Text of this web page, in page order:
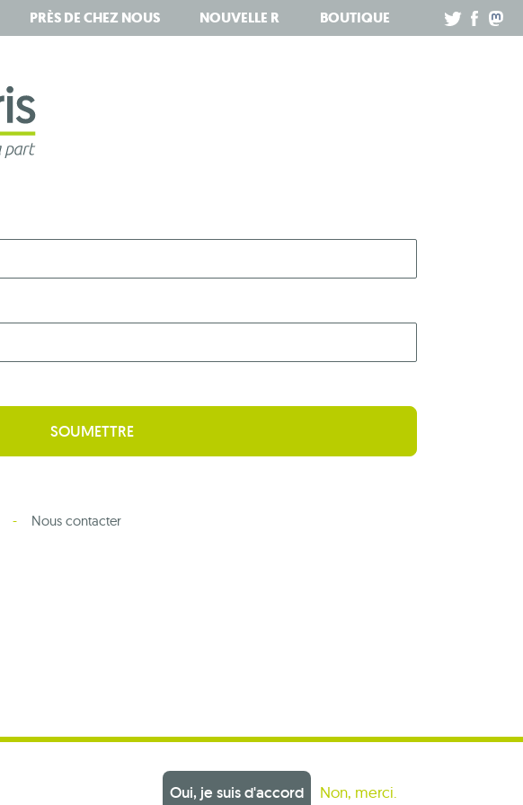
Oui, je suis d'accord Non, merci.
PRÈS DE CHEZ NOUS NOUVELLE R BOUTIQUE
Nous contacter